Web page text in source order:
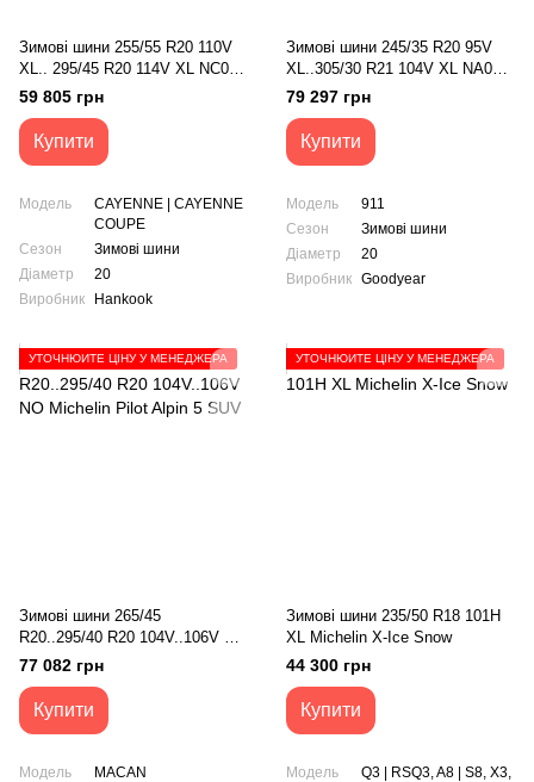
Зимові шини 255/55 R20 110V
XL.. 295/45 R20 114V XL NC0
Hankook Winter i*cept evo3 X
W330A MFS
59 805 грн
Купити
Модель
CAYENNE | CAYENNE
COUPE
Сезон
Зимові шини
Діаметр
20
Виробник
Hankook
Зимові шини 245/35 R20 95V
XL..305/30 R21 104V XL NA0
Goodyear Ultra Grip
Performance
79 297 грн
Купити
Модель
911
Сезон
Зимові шини
Діаметр
20
Виробник Goodyear
УТОЧНЮЙТЕ ЦІНУ У МЕНЕДЖЕРА
Зимові шини 265/45
R20..295/40 R20 104V..106V NO
Michelin Pilot Alpin 5 SUV
77 082 грн
Купити
Модель
MACAN
УТОЧНЮЙТЕ ЦІНУ У МЕНЕДЖЕРА
Зимові шини 235/50 R18 101H
XL Michelin X-Ice Snow
44 300 грн
Купити
Модель
Q3 | RSQ3, A8 | S8, X3,